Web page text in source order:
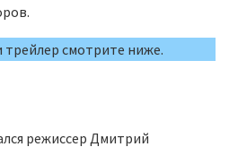
смотрите ниже.
режиссер Дмитрий